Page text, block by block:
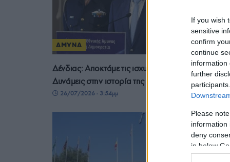
If you wish
sensitive
confirm
continue
information
further
Please
information
deny
in below
ΑΜΥΝΑ
Δένδιας: Αποκτάμε τις ισχυρότερες Ένοπλες
Δυνάμεις στην ιστορία της σύγχρονης Ελλάδας
26/07/2026 - 3:54μμ